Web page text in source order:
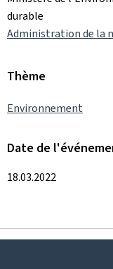
durable
Administration de la
Thème
Environnement
Date de
18.03.2022